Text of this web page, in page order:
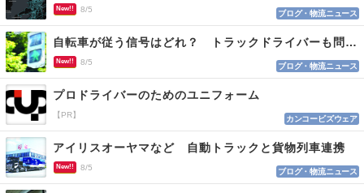
New!! 8/5 ブログ・物流ニュース
自転車が従う信号はどれ？ トラックドライバーも問われる認識
New!! 8/5 ブログ・物流ニュース
プロドライバーのためのユニフォーム
【PR】 カンコービズウェア
アイリスオーヤマなど 自動トラックと貨物列車連携
New!! 8/5 ブログ・物流ニュース